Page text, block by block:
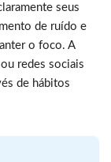
seus
de ruído e
o foco. A
redes sociais
de hábitos